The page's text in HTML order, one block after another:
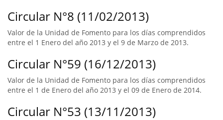
Circular N°8 (11/02/2013)
Valor de la Unidad de Fomento para los días comprendidos
entre el 1 Enero del año 2013 y el 9 de Marzo de 2013.
Circular N°59 (16/12/2013)
Valor de la Unidad de Fomento para los días comprendidos
entre el 1 de Enero del año 2013 y el 09 de Enero de 2014.
Circular N°53 (13/11/2013)